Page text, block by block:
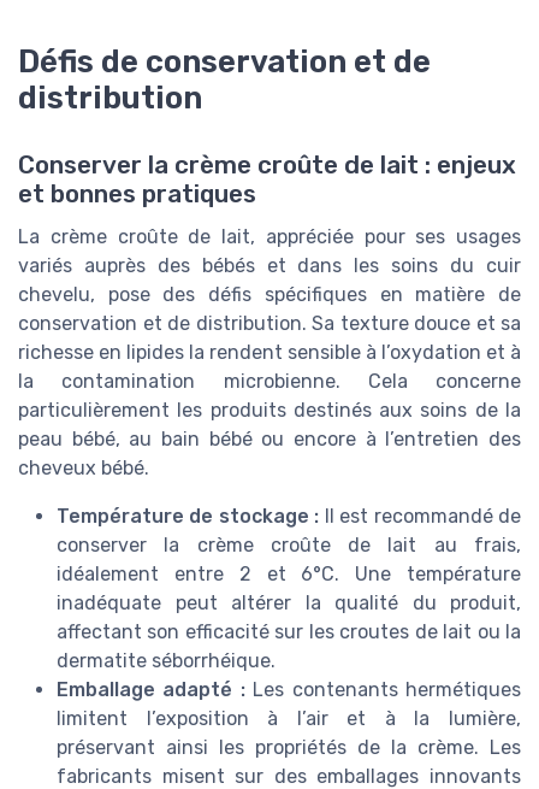
Défis de conservation et de
distribution
Conserver la crème croûte de lait : enjeux
et bonnes pratiques
La crème croûte de lait, appréciée pour ses usages
variés auprès des bébés et dans les soins du cuir
chevelu, pose des défis spécifiques en matière de
conservation et de distribution. Sa texture douce et sa
richesse en lipides la rendent sensible à l’oxydation et à
la contamination microbienne. Cela concerne
particulièrement les produits destinés aux soins de la
peau bébé, au bain bébé ou encore à l’entretien des
cheveux bébé.
Température de stockage : Il est recommandé de
conserver la crème croûte de lait au frais,
idéalement entre 2 et 6°C. Une température
inadéquate peut altérer la qualité du produit,
affectant son efficacité sur les croutes de lait ou la
dermatite séborrhéique.
Emballage adapté :Les contenants hermétiques
limitent l’exposition à l’air et à la lumière,
préservant ainsi les propriétés de la crème. Les
fabricants misent sur des emballages innovants